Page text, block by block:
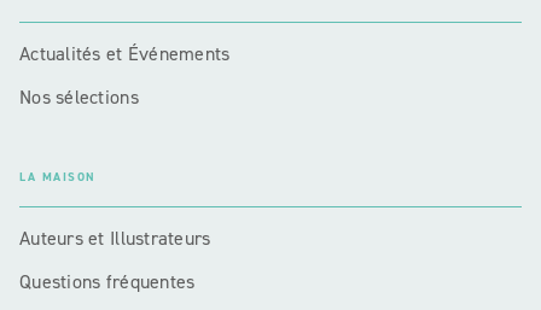
Actualités et Événements
Nos sélections
LA MAISON
Auteurs et Illustrateurs
Questions fréquentes